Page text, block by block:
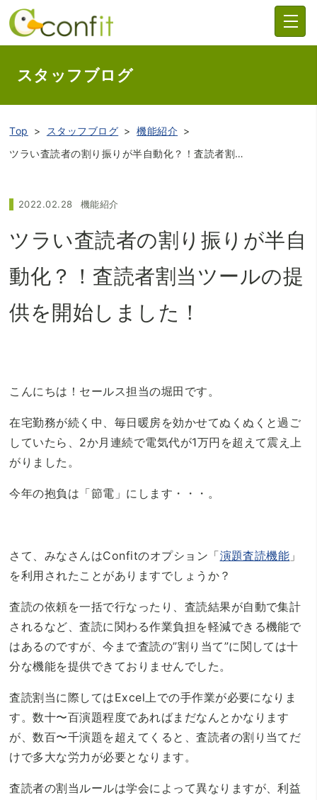
スタッフブログ
Top スタッフブログ
機能紹介
ツラい査読者の割り振りが半自動化？！査読者割当ツールの提供を開始しました！
2022.02.28 機能紹介
ツラい査読者の割り振りが半自
動化？！査読者割当ツールの提
供を開始しました！
こんにちは！セールス担当の堀田です。
在宅勤務が続く中、毎日暖房を効かせてぬくぬくと過ご
していたら、2か月連続で電気代が1万円を超えて震え上
がりました。
今年の抱負は「節電」にします・・・。
さて、みなさんはConfitのオプション「演題査読機能 」
を利用されたことがありますでしょうか？
査読の依頼を一括で行なったり、査読結果が自動で集計
されるなど、査読に関わる作業負担を軽減できる機能で
はあるのですが、今まで査読の”割り当て”に関しては十
分な機能を提供できておりませんでした。
査読割当に際してはExcel上での手作業が必要になりま
す。数十〜百演題程度であればまだなんとかなります
が、数百〜千演題を超えてくると、査読者の割り当てだ
けで多大な労力が必要となります。
査読者の割当ルールは学会によって異なりますが、利益